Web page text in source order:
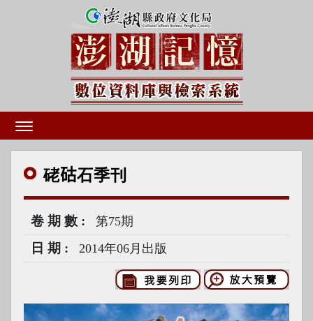
硓𥑮石季刊
卷期數 第75期
日期 2014年06月出版